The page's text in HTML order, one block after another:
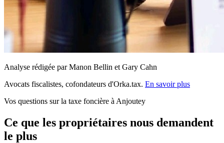
Analyse rédigée par Manon Bellin et Gary Cahn
Avocats fiscalistes, cofondateurs d'Orka.tax. En savoir plus
Vos questions sur la taxe foncière à Anjoutey
Ce que les propriétaires nous demandent
le plus